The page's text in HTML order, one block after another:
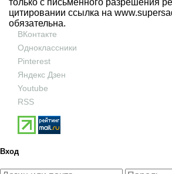
цитировании ссылка на
обязательна.
ВКонтакте
Одноклассники
Pinterest
Яндекс Дзен
Youtube
RSS
Вход